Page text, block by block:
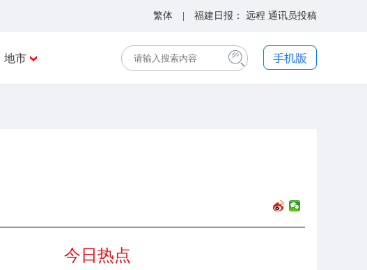
繁体 | 福建日报： 远程 通讯员投稿
地市
今日热点